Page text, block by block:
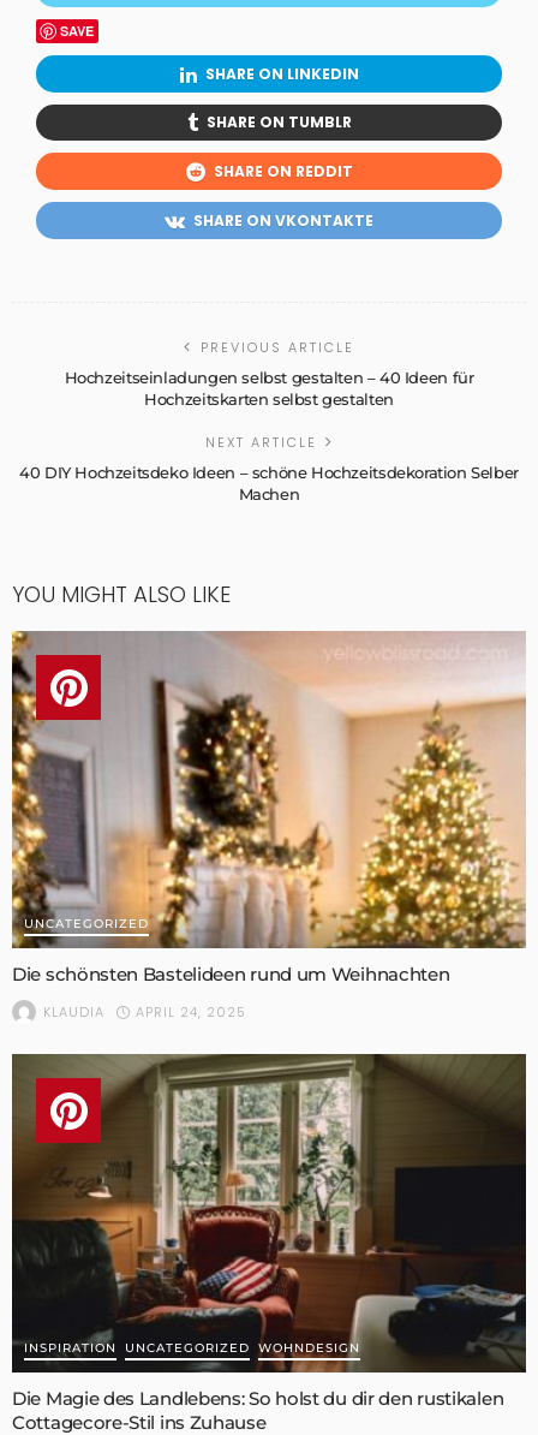
SAVE
SHARE ON LINKEDIN
SHARE ON TUMBLR
SHARE ON REDDIT
SHARE ON VKONTAKTE
PREVIOUS ARTICLE
Hochzeitseinladungen selbst gestalten – 40 Ideen für
Hochzeitskarten selbst gestalten
NEXT ARTICLE
40 DIY Hochzeitsdeko Ideen – schöne Hochzeitsdekoration Selber
Machen
YOU MIGHT ALSO LIKE
UNCATEGORIZED
Die schönsten Bastelideen rund um Weihnachten
KLAUDIA APRIL 24, 2025
INSPIRATION UNCATEGORIZED WOHNDESIGN
Die Magie des Landlebens: So holst du dir den rustikalen
Cottagecore-Stil ins Zuhause